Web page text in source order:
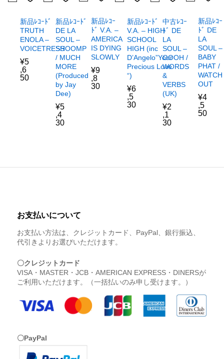
新品ﾚｺｰﾄﾞ
TRUTH
ENOLA –
VOICETRESS
¥5
,6
50
新品ﾚｺｰﾄﾞ
DE LA
SOUL –
SHOOMP
/ MUCH
MORE
(Produced
by Jay
Dee)
¥5
,4
30
新品ﾚｺｰ
ﾄﾞ V.A. –
AMERICA
IS DYING
SLOWLY
¥9
,8
30
新品ﾚｺｰﾄﾞ
V.A. – HIGH
SCHOOL
HIGH (inc
D’Angelo”Your
Precious Love
“)
¥6
,5
30
中古ﾚｺｰ
ﾄﾞ DE
LA
SOUL –
OOOH /
WORDS
&
VERBS
(UK)
¥2
,1
30
新品ﾚｺｰ
ﾄﾞ DE
LA
SOUL –
BABY
PHAT /
WATCH
OUT
¥4
,5
50
お支払いについて
お支払い方法は、クレジットカード、PayPal、銀行振込、
代引きよりお選びいただけます。
〇クレジットカード
VISA・MASTER・JCB・AMERICAN EXPRESS・DINERSが
ご利用いただけます。（一括払いのみ申し受けます。）
〇PayPal